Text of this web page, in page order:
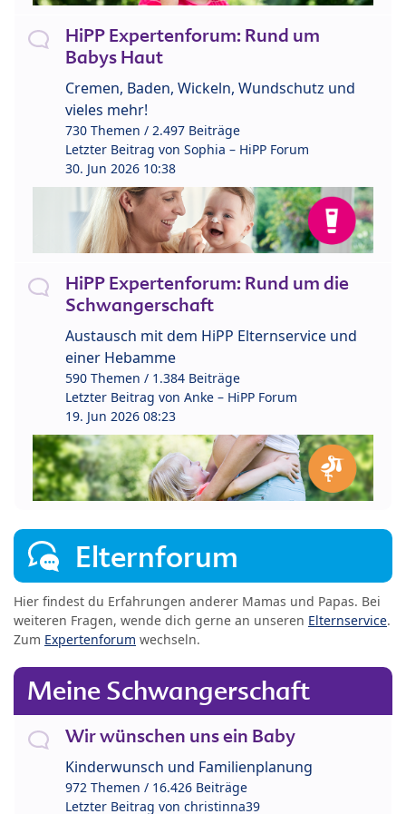
HiPP Expertenforum: Rund um
Babys Haut
Cremen, Baden, Wickeln, Wundschutz und
vieles mehr!
730 Themen / 2.497 Beiträge
Letzter Beitrag von Sophia – HiPP Forum
30. Jun 2026 10:38
HiPP Expertenforum: Rund um die
Schwangerschaft
Austausch mit dem HiPP Elternservice und
einer Hebamme
590 Themen / 1.384 Beiträge
Letzter Beitrag von Anke – HiPP Forum
19. Jun 2026 08:23
Elternforum
Hier findest du Erfahrungen anderer Mamas und Papas. Bei
weiteren Fragen, wende dich gerne an unseren Elternservice.
Zum Expertenforum wechseln.
Meine Schwangerschaft
Wir wünschen uns ein Baby
Kinderwunsch und Familienplanung
972 Themen / 16.426 Beiträge
Letzter Beitrag von christinna39